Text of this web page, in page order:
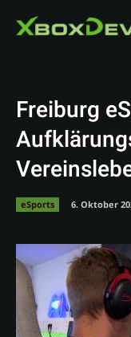
Freiburg
eSports 6. Oktober